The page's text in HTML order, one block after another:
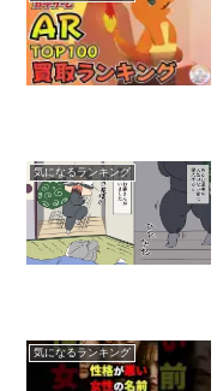
気になるランキング
気になるランキング